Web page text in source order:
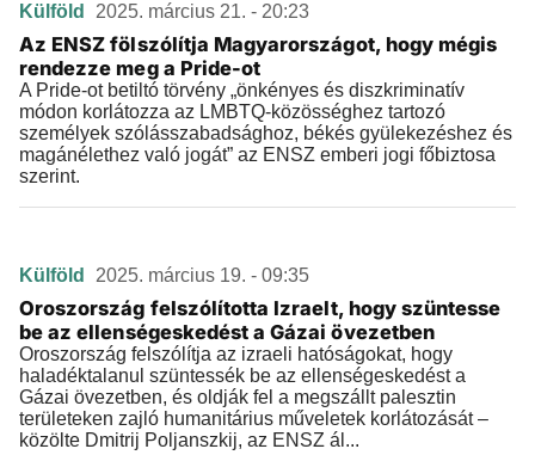
Külföld 2025. március 21. - 20:23
Az ENSZ fölszólítja Magyarországot, hogy mégis
rendezze meg a Pride-ot
A Pride-ot betiltó törvény „önkényes és diszkriminatív
módon korlátozza az LMBTQ-közösséghez tartozó
személyek szólásszabadsághoz, békés gyülekezéshez és
magánélethez való jogát” az ENSZ emberi jogi főbiztosa
szerint.
Külföld 2025. március 19. - 09:35
Oroszország felszólította Izraelt, hogy szüntesse
be az ellenségeskedést a Gázai övezetben
Oroszország felszólítja az izraeli hatóságokat, hogy
haladéktalanul szüntessék be az ellenségeskedést a
Gázai övezetben, és oldják fel a megszállt palesztin
területeken zajló humanitárius műveletek korlátozását –
közölte Dmitrij Poljanszkij, az ENSZ ál...